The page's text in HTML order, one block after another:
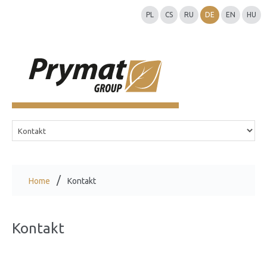
PL CS RU DE EN HU
Home Kontakt
Kontakt